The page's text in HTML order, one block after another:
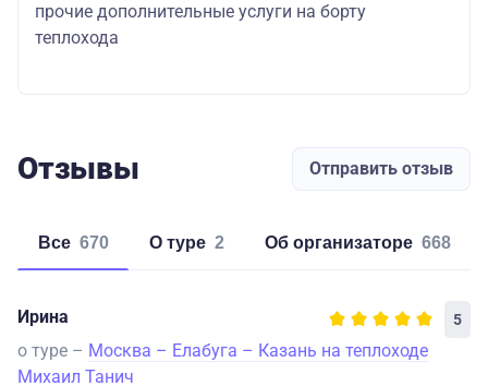
прочие дополнительные услуги на борту
теплохода
Отзывы Отправить отзыв
Все 670 о туре 2 об организаторе 668
Ирина 5
о туре – Москва – Елабуга – Казань на теплоходе
Михаил Танич